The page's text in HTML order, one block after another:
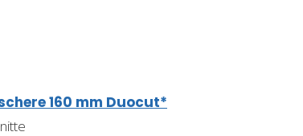
160 mm Duocut*